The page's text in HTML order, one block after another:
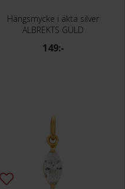
Hängsmycke i äkta silver
ALBREKTS GULD
149:-